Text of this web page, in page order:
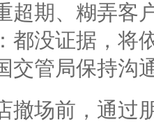
超期、糊弄客
都没证据，将
交管局保持沟
撤场前，通过